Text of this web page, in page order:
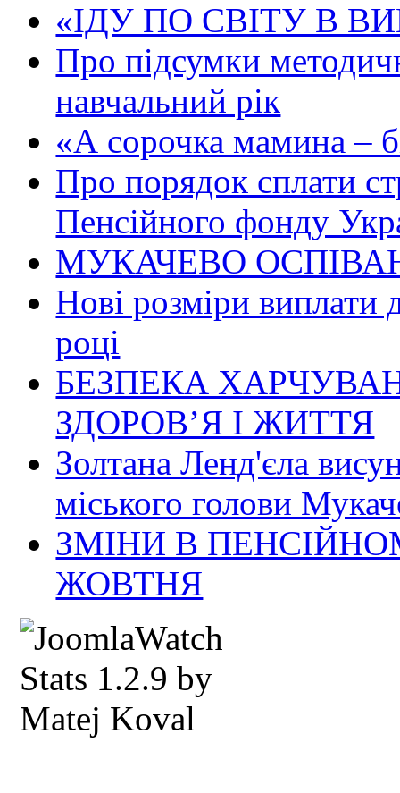
«ІДУ ПО СВІТУ В
Про підсумки
навчальний рік
«А сорочка мамина –
Про порядок сплати
Пенсійного фонду
МУКАЧЕВО
Нові розміри виплати
році
БЕЗПЕКА
ЗДОРОВ’Я І ЖИТТЯ
Золтана Ленд'єла
міського голови
ЗМІНИ В
ЖОВТНЯ